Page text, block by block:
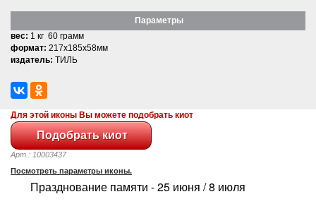
Параметры
вес: 1 кг 60 грамм
формат: 217x185x58мм
издатель: ТИЛЬ
Для этой иконы Вы можете подобрать киот
Арт.: 10003437
Посмотреть параметры иконы.
Празднование памяти - 25 июня / 8 июля